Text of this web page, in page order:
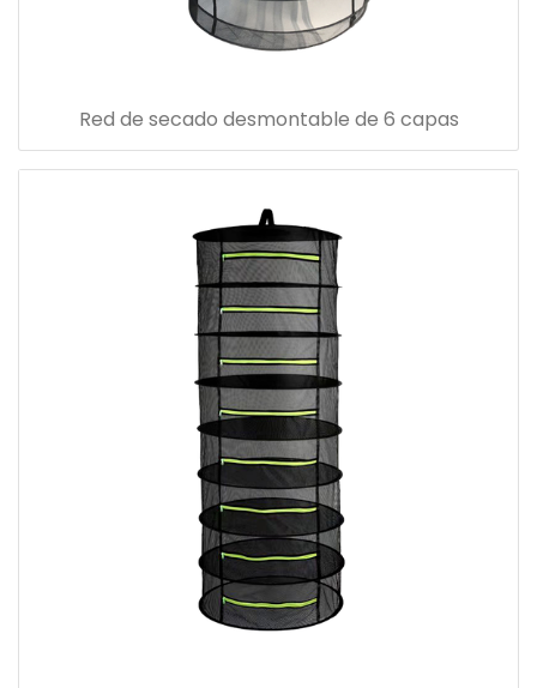
Red de secado desmontable de 6 capas